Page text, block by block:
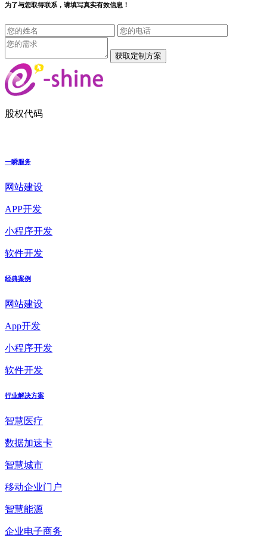
为了与您取得联系，请填写真实有效信息！
股权代码
一瞬服务
网站建设
APP开发
小程序开发
软件开发
经典案例
网站建设
App开发
小程序开发
软件开发
行业解决方案
智慧医疗
数据加速卡
智慧城市
移动企业门户
智慧能源
企业电子商务